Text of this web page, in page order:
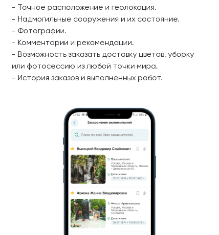
- Точное расположение и геолокация.
- Надмогильные сооружения и их состояние.
- Фотографии.
- Комментарии и рекомендации.
- Возможность заказать доставку цветов, уборку
или фотосессию из любой точки мира.
- История заказов и выполненных работ.